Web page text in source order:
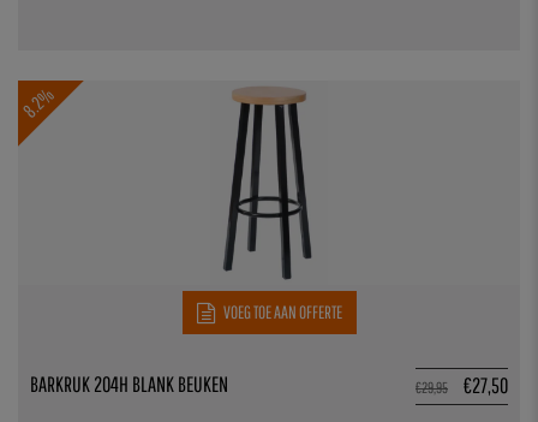
8.2%
VOEG TOE AAN OFFERTE
€29,95 €27,50
BARKRUK 204H BLANK BEUKEN